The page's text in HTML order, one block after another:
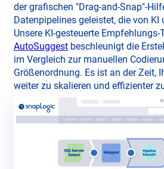
der grafischen "Drag-and-Snap"-
Datenpipelines geleistet, die von KI
Unsere KI-gesteuerte Empfehlungs-
AutoSuggest beschleunigt die
im Vergleich zur manuellen
Größenordnung. Es ist an der Zeit,
weiter zu skalieren und effizienter